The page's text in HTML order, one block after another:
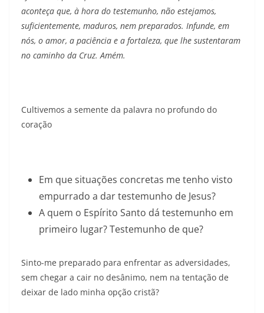
aconteça que, à hora do testemunho, não estejamos,
suficientemente, maduros, nem preparados. Infunde, em
nós, o amor, a paciência e a fortaleza, que lhe sustentaram
no caminho da Cruz. Amém.
Cultivemos a semente da palavra no profundo do
coração
Em que situações concretas me tenho visto
empurrado a dar testemunho de Jesus?
A quem o Espírito Santo dá testemunho em
primeiro lugar? Testemunho de que?
Sinto-me preparado para enfrentar as adversidades,
sem chegar a cair no desânimo, nem na tentação de
deixar de lado minha opção cristã?